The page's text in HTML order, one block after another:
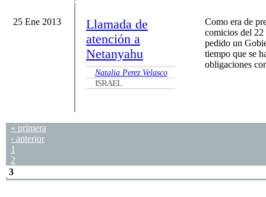
25 Ene 2013
Llamada de
atención a
Netanyahu
Natalia Perez Velasco
ISRAEL
Como era de
comicios del 22
pedido un
tiempo que se
obligaciones
Páginas
« primera
‹ anterior
1
2
3